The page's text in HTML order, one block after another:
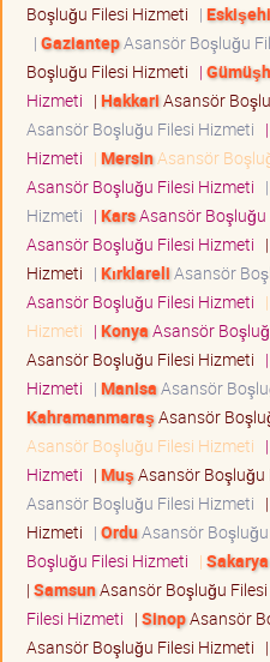
Boşluğu Filesi Hizmeti |
| GaziantepAsansör Boşluğu
Boşluğu Filesi Hizmeti |
Hizmeti | HakkariAsansör
Asansör Boşluğu Filesi Hizmeti |
Hizmeti | MersinAsansör
Asansör Boşluğu Filesi Hizmeti |
Hizmeti | KarsAsansör Boşluğu
Asansör Boşluğu Filesi Hizmeti |
Hizmeti | KırklareliAsansör
Asansör Boşluğu Filesi Hizmeti |
Hizmeti | KonyaAsansör
Asansör Boşluğu Filesi Hizmeti |
Hizmeti | ManisaAsansör
KahramanmaraşAsansör
Asansör Boşluğu Filesi Hizmeti |
Hizmeti | MuşAsansör Boşluğu
Asansör Boşluğu Filesi Hizmeti |
Hizmeti | OrduAsansör
Boşluğu Filesi Hizmeti | Sakarya
| SamsunAsansör Boşluğu
Filesi Hizmeti | SinopAsansör
Asansör Boşluğu Filesi Hizmeti |